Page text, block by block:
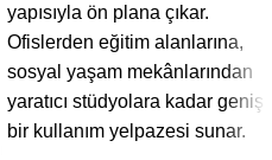
yapısıyla ön plana çıkar.
Ofislerden eğitim alanlarına,
sosyal yaşam mekânlarından
yaratıcı stüdyolara kadar geniş
bir kullanım yelpazesi sunar.